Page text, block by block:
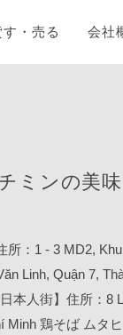
す・売る 会社
ミンの美
所：1 - 3 MD2,
Linh, Quận 7,
本人街】住所：8
Minh 鶏そば ムタ